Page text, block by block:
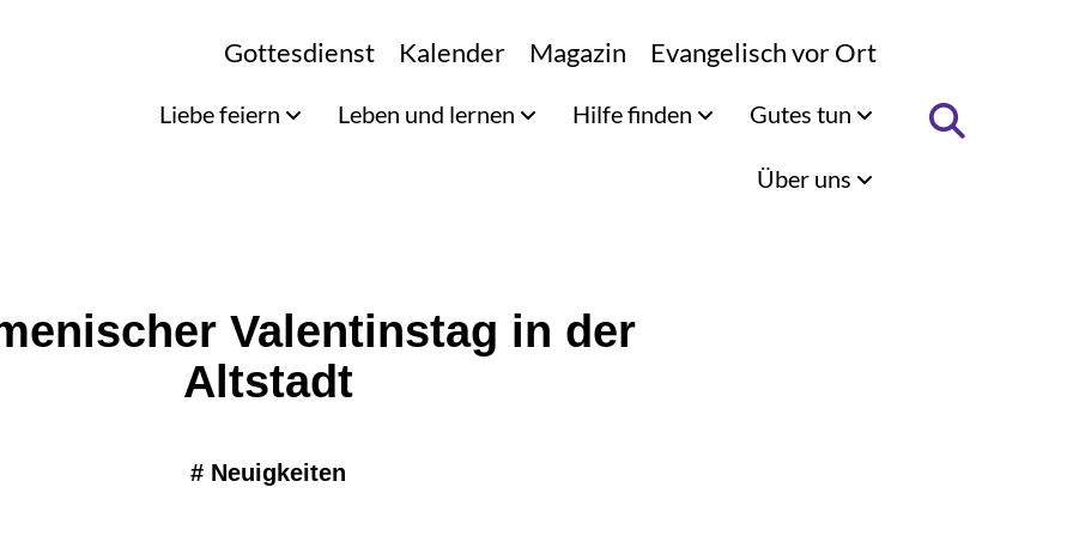
Gottesdienst Kalender Magazin Evangelisch vor Ort
Liebe feiern Leben und lernen Hilfe finden Gutes tun
Über uns
Valentinstag in der
Altstadt
# Neuigkeiten